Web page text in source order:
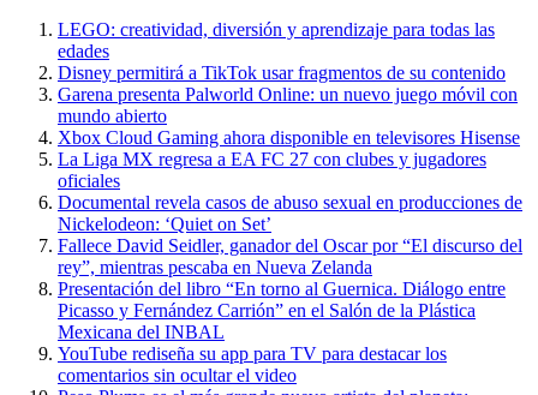
LEGO: creatividad, diversión y aprendizaje para todas las
edades
Disney permitirá a TikTok usar fragmentos de su contenido
Garena presenta Palworld Online: un nuevo juego móvil con
mundo abierto
Xbox Cloud Gaming ahora disponible en televisores Hisense
La Liga MX regresa a EA FC 27 con clubes y jugadores
oficiales
Documental revela casos de abuso sexual en producciones de
Nickelodeon: ‘Quiet on Set’
Fallece David Seidler, ganador del Oscar por “El discurso del
rey”, mientras pescaba en Nueva Zelanda
Presentación del libro “En torno al Guernica. Diálogo entre
Picasso y Fernández Carrión” en el Salón de la Plástica
Mexicana del INBAL
YouTube rediseña su app para TV para destacar los
comentarios sin ocultar el video